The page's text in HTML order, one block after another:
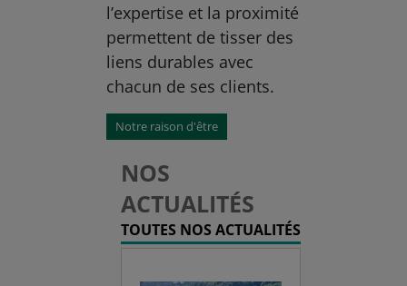
l’expertise et la proximité
permettent de tisser des
liens durables avec
chacun de ses clients.
Notre raison d'être
NOS
ACTUALITÉS
TOUTES NOS ACTUALITÉS